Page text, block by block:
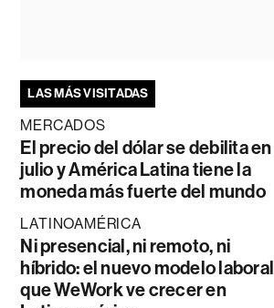
LAS MÁS VISITADAS
MERCADOS
El precio del dólar se debilita en
julio y América Latina tiene la
moneda más fuerte del mundo
LATINOAMÉRICA
Ni presencial, ni remoto, ni
híbrido: el nuevo modelo laboral
que WeWork ve crecer en